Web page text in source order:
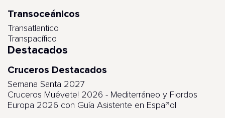
Transoceánicos
Transatlantico
Transpacífico
Destacados
Cruceros Destacados
Semana Santa 2027
Cruceros Muévete! 2026 - Mediterráneo y Fiordos
Europa 2026 con Guía Asistente en Español